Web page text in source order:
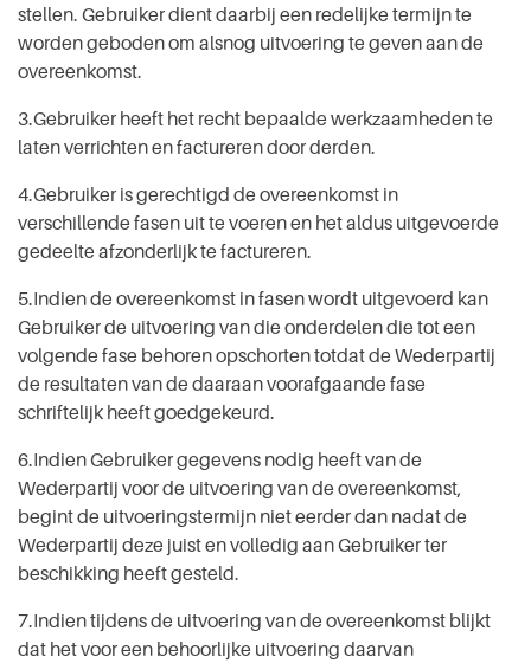
stellen. Gebruiker dient daarbij een redelijke termijn te
worden geboden om alsnog uitvoering te geven aan de
overeenkomst.
3.Gebruiker heeft het recht bepaalde werkzaamheden te
laten verrichten en factureren door derden.
4.Gebruiker is gerechtigd de overeenkomst in
verschillende fasen uit te voeren en het aldus uitgevoerde
gedeelte afzonderlijk te factureren.
5.Indien de overeenkomst in fasen wordt uitgevoerd kan
Gebruiker de uitvoering van die onderdelen die tot een
volgende fase behoren opschorten totdat de Wederpartij
de resultaten van de daaraan voorafgaande fase
schriftelijk heeft goedgekeurd.
6.Indien Gebruiker gegevens nodig heeft van de
Wederpartij voor de uitvoering van de overeenkomst,
begint de uitvoeringstermijn niet eerder dan nadat de
Wederpartij deze juist en volledig aan Gebruiker ter
beschikking heeft gesteld.
7.Indien tijdens de uitvoering van de overeenkomst blijkt
dat het voor een behoorlijke uitvoering daarvan